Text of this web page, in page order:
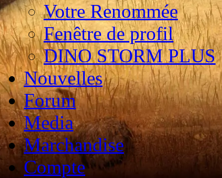
Votre Renommée
Fenêtre de profil
DINO STORM PLUS
Nouvelles
Forum
Media
Marchandise
Compte